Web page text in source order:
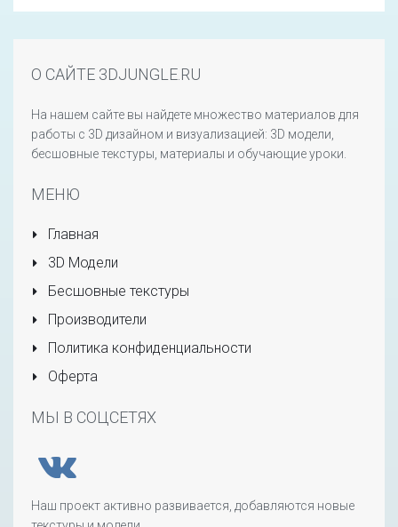
О САЙТЕ 3DJUNGLE.RU
На нашем сайте вы найдете множество материалов для
работы с 3D дизайном и визуализацией: 3D модели,
бесшовные текстуры, материалы и обучающие уроки.
МЕНЮ
Главная
3D Модели
Бесшовные текстуры
Производители
Политика конфиденциальности
Оферта
МЫ В СОЦСЕТЯХ
Наш проект активно развивается, добавляются новые